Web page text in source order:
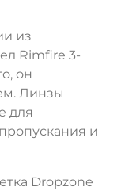
из
Rimfire 3-
он
Линзы
для
и
Dropzone